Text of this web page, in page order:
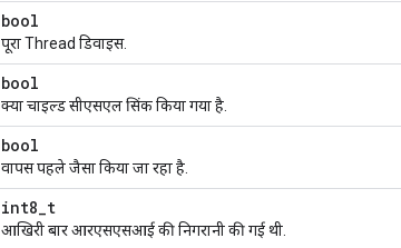
bool
पूरा Thread डिवाइस.
bool
क्या चाइल्ड सीएसएल सिंक किया गया है.
bool
वापस पहले जैसा किया जा रहा है.
int8_t
आखिरी बार आरएसएसआई की निगरानी की गई थी.